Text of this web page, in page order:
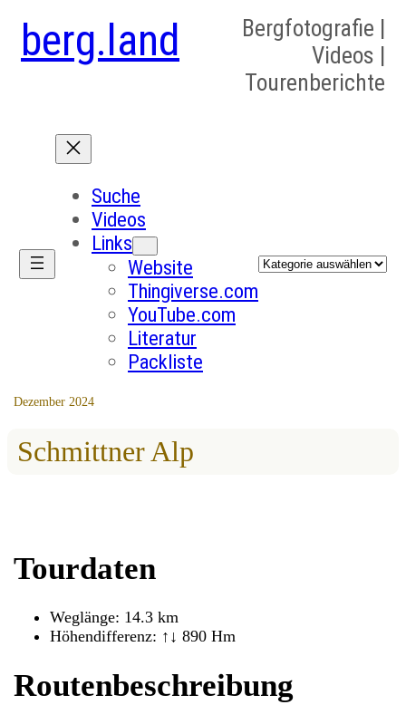
berg.land
Bergfotografie |
Videos |
Tourenberichte
Suche
Videos
Links
Website
Thingiverse.com
YouTube.com
Literatur
Packliste
Kategorien
Dezember 2024
Schmittner Alp
Tourdaten
Weglänge: 14.3 km
Höhendifferenz: ↑↓ 890 Hm
Routenbeschreibung